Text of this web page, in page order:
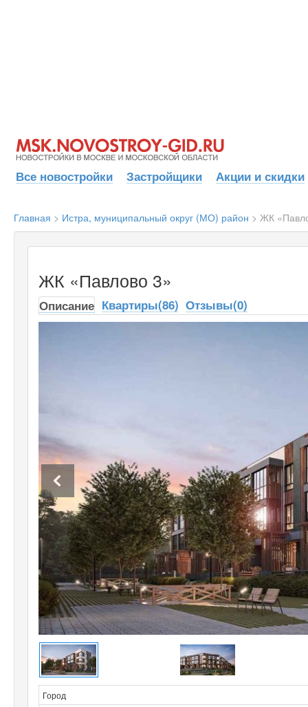
Все новостройки Застройщики Акции и скидки
Главная > Истра, муниципальный округ (МО) район > ЖК
ЖК «Павлово 3»
Описание Квартиры(86) Отзывы(0)
Город